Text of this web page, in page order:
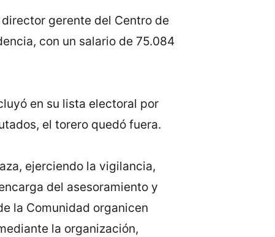
gerente del Centro de
con un salario de 75.084
en su lista electoral por
el torero quedó fuera.
ejerciendo la vigilancia,
del asesoramiento y
la Comunidad organicen
la organización,